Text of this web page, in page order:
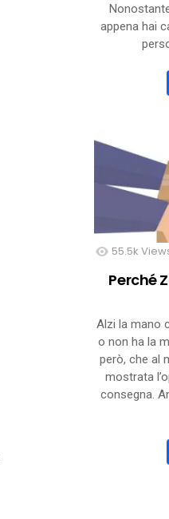
appena hai
55.5k
Perché
Alzi la mano
o non ha la
però, che al
mostrata
consegna.